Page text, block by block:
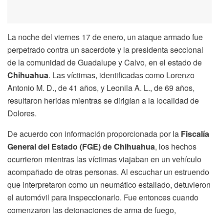
La noche del viernes 17 de enero, un ataque armado fue
perpetrado contra un sacerdote y la presidenta seccional
de la comunidad de Guadalupe y Calvo, en el estado de
Chihuahua. Las víctimas, identificadas como Lorenzo
Antonio M. D., de 41 años, y Leonila A. L., de 69 años,
resultaron heridas mientras se dirigían a la localidad de
Dolores.
De acuerdo con información proporcionada por la Fiscalía
General del Estado (FGE) de Chihuahua, los hechos
ocurrieron mientras las víctimas viajaban en un vehículo
acompañado de otras personas. Al escuchar un estruendo
que interpretaron como un neumático estallado, detuvieron
el automóvil para inspeccionarlo. Fue entonces cuando
comenzaron las detonaciones de arma de fuego,